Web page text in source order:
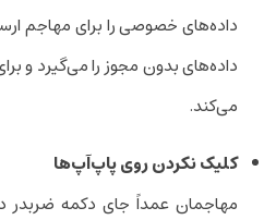
داده‌های خصوصی را برای مهاجم
داده‌های بدون مجوز را می‌گیرد و
می‌کند.
کلیک نکردن روی پاپ‌آپ‌ها
مهاجمان عمداً جای دکمه ضربدر